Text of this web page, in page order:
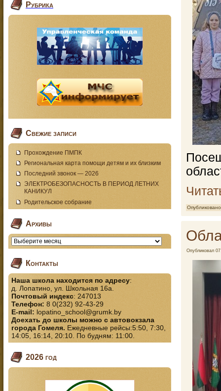
Рубрика
Свежие записи
Прохождение ПМПК
Региональная карта помощи детям и их близким
Последний звонок — 2026
ЭЛЕКТРОБЕЗОПАСНОСТЬ В ПЕРИОД ЛЕТНИХ
КАНИКУЛ
Родительское собрание
Архивы
Контакты
Наша школа находится по адресу:
д. Лопатино, ул. Школьная 16а.
Почтовый индекс: 247013
Телефон:8 0(232) 92-43-29
E-mail:lopatino_school@grumk.by
Доехать до школы можно с автовокзала
города Гомеля. Ежедневные рейсы:5:50, 7:30,
14:05, 16:14, 20:10. По будням: 11:00.
2026 год
Опубликовал